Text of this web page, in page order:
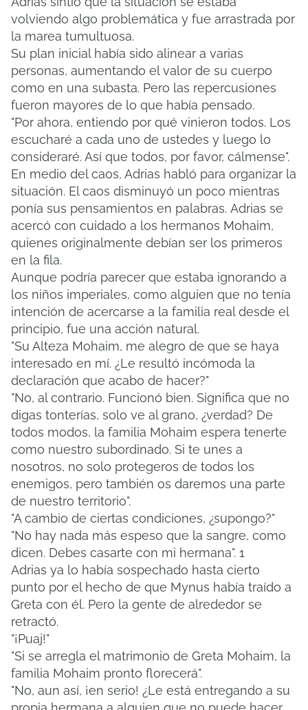
volviendo algo problemática y fue arrastrada por
la marea tumultuosa.
Su plan inicial había sido alinear a varias
personas, aumentando el valor de su cuerpo
como en una subasta. Pero las repercusiones
fueron mayores de lo que había pensado.
"Por ahora, entiendo por qué vinieron todos. Los
escucharé a cada uno de ustedes y luego lo
consideraré. Así que todos, por favor, cálmense".
En medio del caos, Adrias habló para organizar la
situación. El caos disminuyó un poco mientras
ponía sus pensamientos en palabras. Adrias se
acercó con cuidado a los hermanos Mohaim,
quienes originalmente debían ser los primeros
en la fila.
Aunque podría parecer que estaba ignorando a
los niños imperiales, como alguien que no tenía
intención de acercarse a la familia real desde el
principio, fue una acción natural.
"Su Alteza Mohaim, me alegro de que se haya
interesado en mí. ¿Le resultó incómoda la
declaración que acabo de hacer?"
"No, al contrario. Funcionó bien. Significa que no
digas tonterías, solo ve al grano, ¿verdad? De
todos modos, la familia Mohaim espera tenerte
como nuestro subordinado. Si te unes a
nosotros, no solo protegeros de todos los
enemigos, pero también os daremos una parte
de nuestro territorio".
"A cambio de ciertas condiciones, ¿supongo?"
"No hay nada más espeso que la sangre, como
dicen. Debes casarte con mi hermana". 1
Adrias ya lo había sospechado hasta cierto
punto por el hecho de que Mynus había traído a
Greta con él. Pero la gente de alrededor se
retractó.
"¡Puaj!"
"Si se arregla el matrimonio de Greta Mohaim, la
familia Mohaim pronto florecerá".
"No, aun así, ¡en serio! ¿Le está entregando a su